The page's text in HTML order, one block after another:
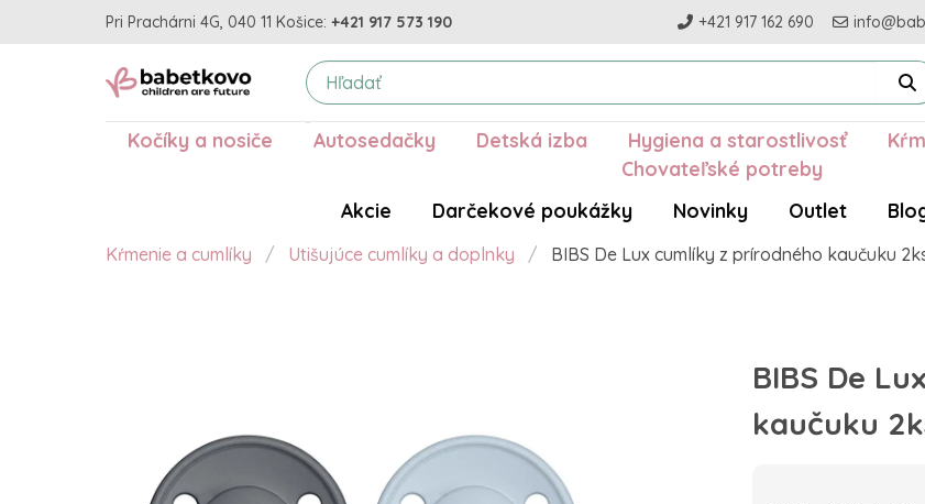
Pri Prachárni 4G, 040 11 Košice: +421 917 573 190 +421 917 162 690
Kočíky a nosiče Autosedačky Detská izba Hygiena a starostlivosť
Chovateľské potreby
Akcie
Darčekové poukážky Novinky Outlet
Kŕmenie a cumlíky Utišujúce cumlíky a doplnky BIBS De Lux cumlíky z prírodného kaučuku
BIBS De
kaučuku